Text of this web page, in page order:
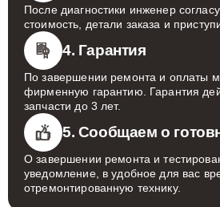
После диагностики инженер
стоимость, детали заказа и
4. Гарантия
По завершении ремонта и оплаты
фирменную гарантию. Гарантия
запчасти до 3 лет.
5. Сообщаем о
О завершении ремонта и
уведомление, в удобное для вас
отремонтированную технику.